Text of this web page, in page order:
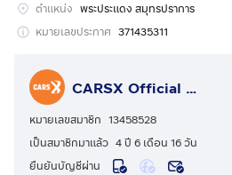
ออกรถที่ CARSX
- CARS X มีมากกว่า 8 สาขาทั่วประ
- มีรถมากกว่า 500 คัน
- ดอกเบี้ยพิเศษเริ่ม 2.39% มีมากก
- จอง-จัด-จบ ง่าย (จัดได้เต็ม)
- รถสวย ไม่มีชนหนัก พลิกคว่ำหรือ
ตำแหน่ง พระประแดง สมุทรปราการ
หมายเลขประกาศ 371435311
CARSX Official - คาร์เอ็กซ์ ศูนย์รวมรถยนต์มือสอง
หมายเลขสมาชิก 13458528
เป็นสมาชิกมาแล้ว 4 ปี 6 เดือน 16 วัน
ยืนยันบัญชีผ่าน